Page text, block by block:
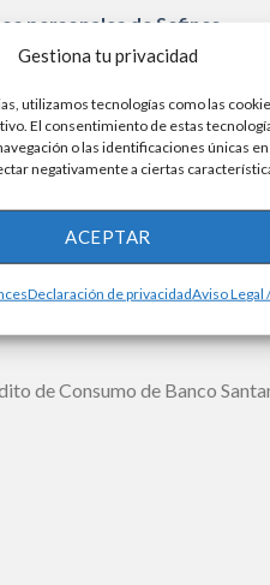
Gestiona tu privacidad
utilizamos tecnologías como las
El consentimiento de estas
o las identificaciones únicas
negativamente a ciertas
ACEPTAR
Declaración de privacidadAviso Legal
personales de Sofinco
Santander.
protección en situaciones
para cumplir tus
crédito antes de tomar una
destacada para
de Consumo de Banco